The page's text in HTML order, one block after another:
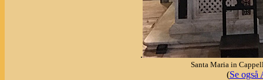
.
Santa Maria in
(Se også